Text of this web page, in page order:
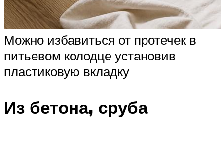
Можно избавиться от протечек в
питьевом колодце установив
пластиковую вкладку
Из бетона, сруба